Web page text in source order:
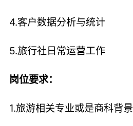
4.客户数据分析与统计
5.旅行社日常运营工作
岗位要求：
1.旅游相关专业或是商科背景